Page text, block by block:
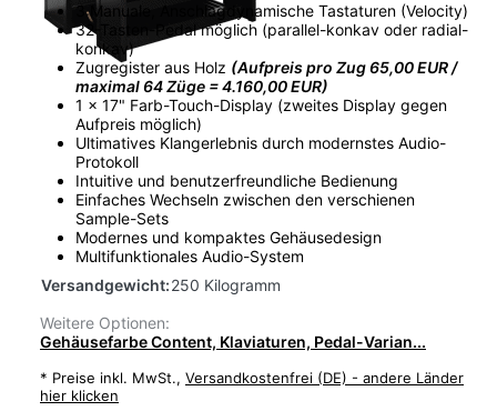
3 Manuale, Anschlagdynamische Tastaturen (Velocity)
32-Tasten-Pedal möglich (parallel-konkav oder radial-
konkav)
Zugregister aus Holz (Aufpreis pro Zug 65,00 EUR /
maximal 64 Züge = 4.160,00 EUR)
1 x 17" Farb-Touch-Display (zweites Display gegen
Aufpreis möglich)
Ultimatives Klangerlebnis durch modernstes Audio-
Protokoll
Intuitive und benutzerfreundliche Bedienung
Einfaches Wechseln zwischen den verschienen
Sample-Sets
Modernes und kompaktes Gehäusedesign
Multifunktionales Audio-System
Versandgewicht:250 Kilogramm
Weitere Optionen:
Gehäusefarbe Content, Klaviaturen, Pedal-Varian...
* Preise inkl. MwSt., Versandkostenfrei (DE) - andere Länder
hier klicken